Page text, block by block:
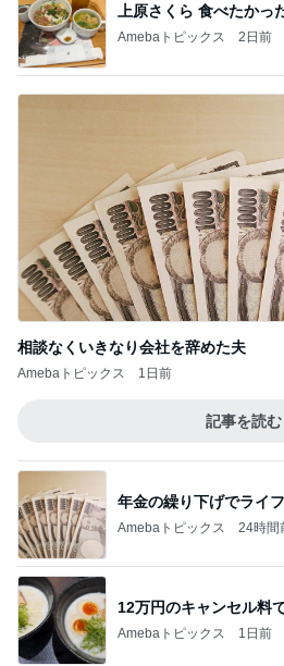
上原さくら 食べたかっ
Amebaトピックス 2日前
相談なくいきなり会社を辞めた夫
Amebaトピックス 1日前
記事を読む
年金の繰り下げでライ
Amebaトピックス 24時間
12万円のキャンセル料
Amebaトピックス 1日前